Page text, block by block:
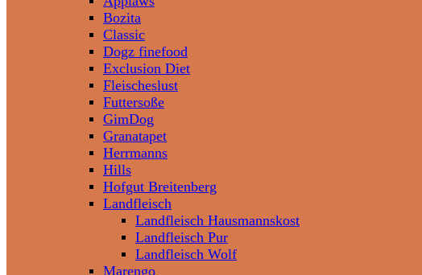
Bozita
Classic
Dogz finefood
Exclusion Diet
Fleischeslust
Futtersoße
GimDog
Granatapet
Herrmanns
Hills
Hofgut Breitenberg
Landfleisch
Landfleisch Hausmannskost
Landfleisch Pur
Landfleisch Wolf
Marengo